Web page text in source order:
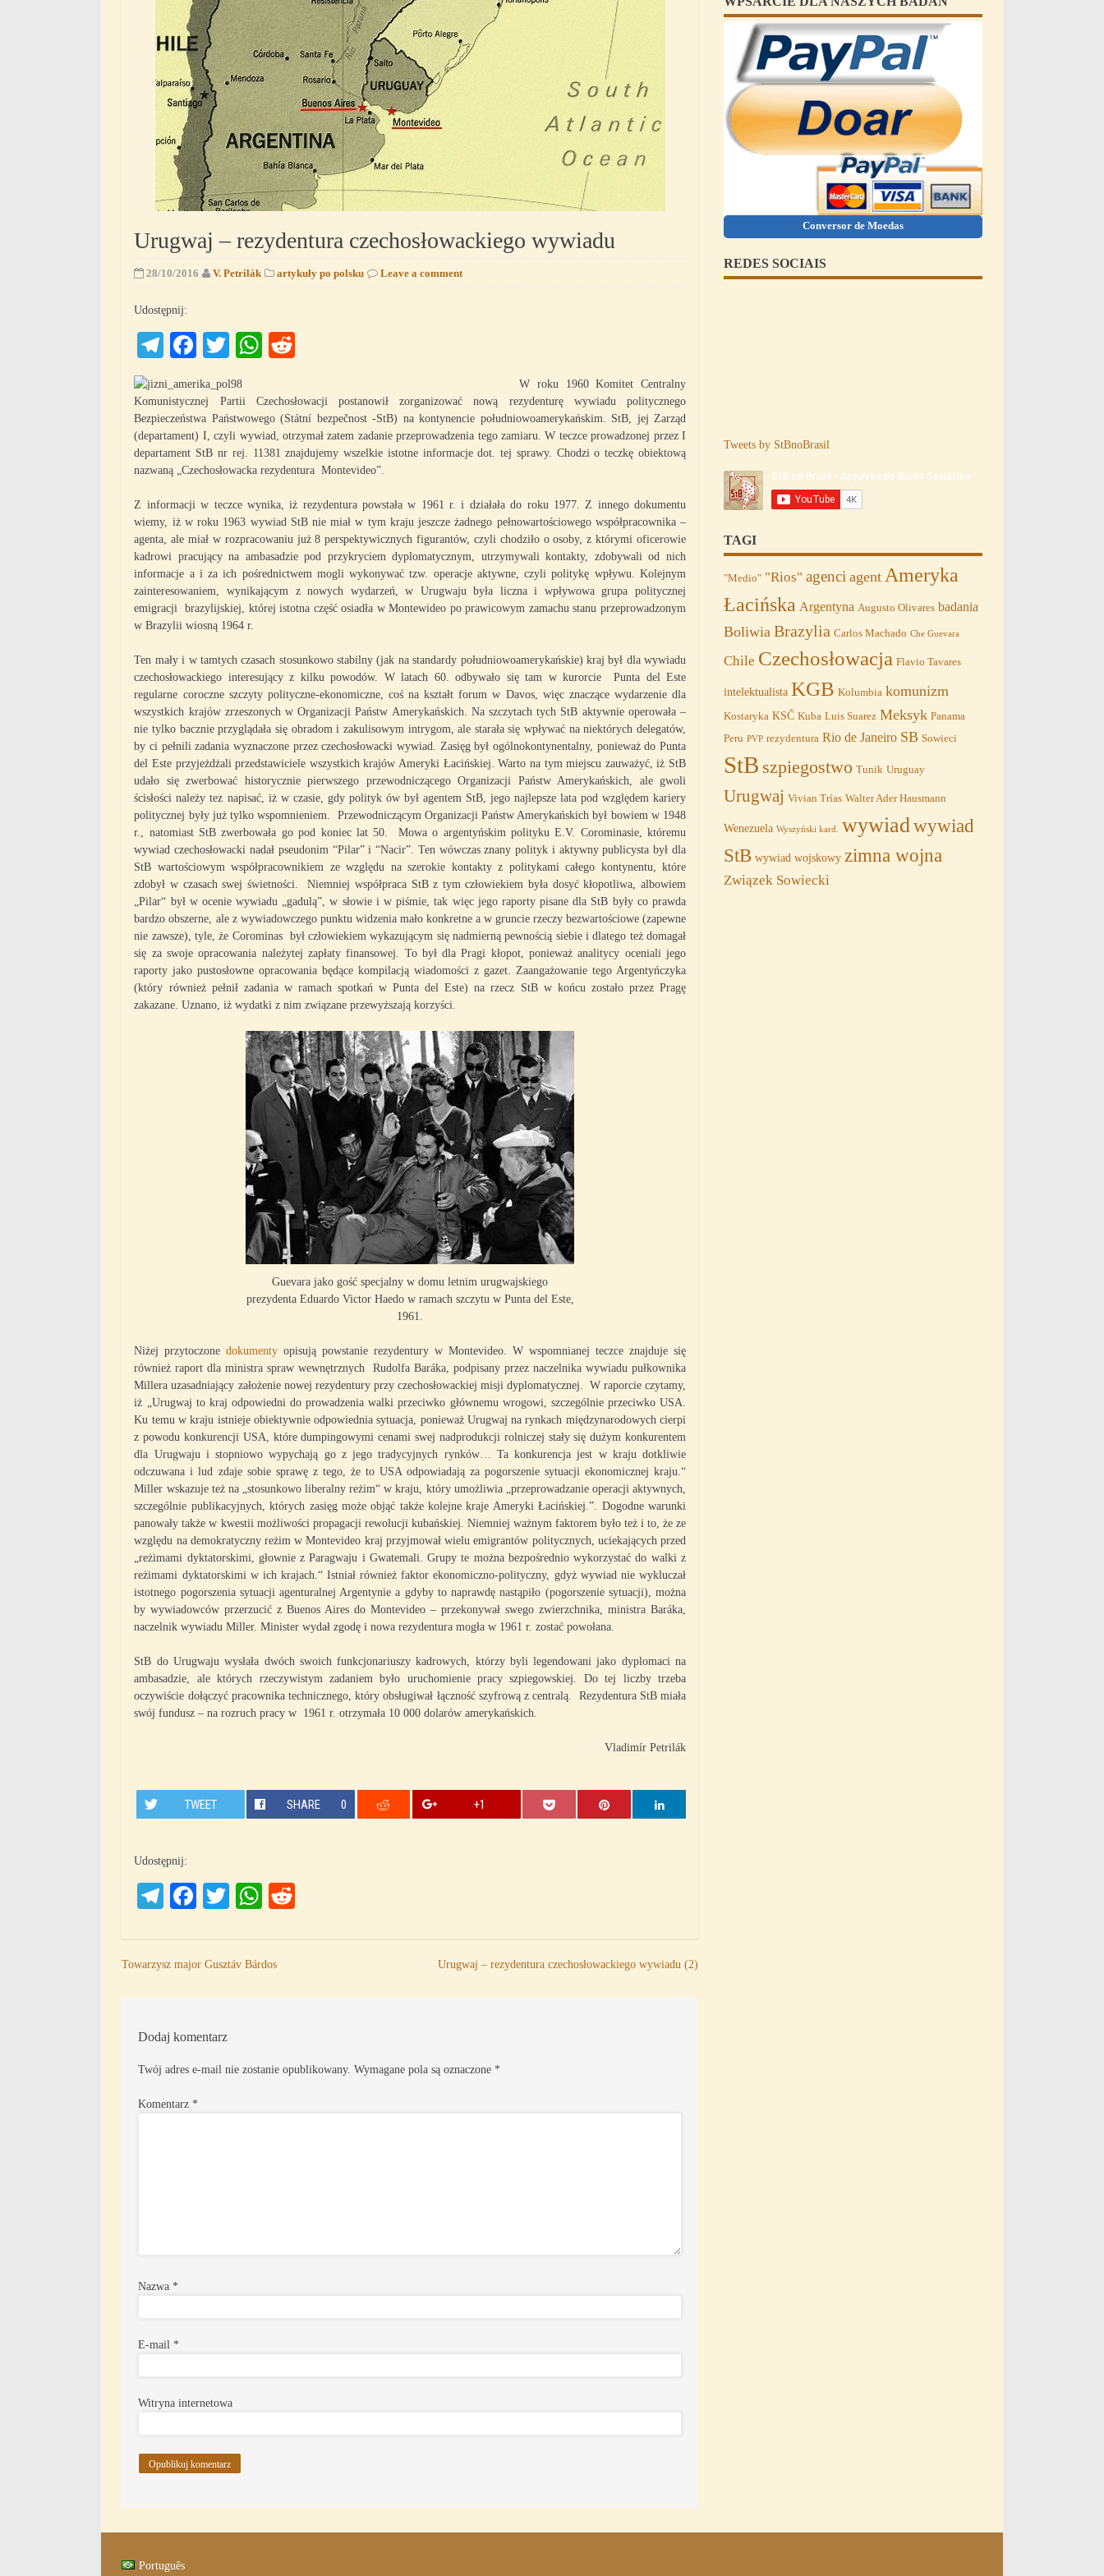
Urugwaj – rezydentura czechosłowackiego wywiadu
28/10/2016 V. Petrilák artykuły po polsku Leave a comment
Udostępnij:
Telegram
Facebook
TwitterWhatsApp
W roku 1960 Komitet Centralny
Komunistycznej Partii Czechosłowacji postanowił zorganizować nową rezydenturę wywiadu politycznego
Bezpieczeństwa Państwowego (Státní bezpečnost -StB) na kontynencie południowoamerykańskim. StB, jej Zarząd
(departament) I, czyli wywiad, otrzymał zatem zadanie przeprowadzenia tego zamiaru. W teczce prowadzonej przez I
departament StB nr rej. 11381 znajdujemy wszelkie istotne informacje dot. tej sprawy. Chodzi o teczkę obiektową
nazwaną „Czechosłowacka rezydentura Montevideo”.
Z informacji w teczce wynika, iż rezydentura powstała w 1961 r. i działała do roku 1977. Z innego dokumentu
wiemy, iż w roku 1963 wywiad StB nie miał w tym kraju jeszcze żadnego pełnowartościowego współpracownika –
agenta, ale miał w rozpracowaniu już 8 perspektywicznych figurantów, czyli chodziło o osoby, z którymi oficerowie
kadrowi pracujący na ambasadzie pod przykryciem dyplomatycznym, utrzymywali kontakty, zdobywali od nich
informacje a i za ich pośrednictwem mogli wykonywać tzw. operacje aktywne, czyli politykę wpływu. Kolejnym
zainteresowaniem, wynikającym z nowych wydarzeń, w Urugwaju była liczna i wpływowa grupa politycznej
emigracji brazylijskiej, której istotna część osiadła w Montewideo po prawicowym zamachu stanu przeprowadzonym
w Brazylii wiosną 1964 r.
Ten mały i w tamtych czasach stosunkowo stabilny (jak na standardy południowoamerykańskie) kraj był dla wywiadu
czechosłowackiego interesujący z kilku powodów. W latach 60. odbywało się tam w kurorcie Punta del Este
regularne coroczne szczyty polityczne-ekonomiczne, coś na kształt forum w Davos, więc znaczące wydarzenie dla
wszystkich krajów zrzeszonych w Organizacji Państw Amerykańskich. Na szczytach tych StB aktywnie operowała –
nie tylko bacznie przyglądała się obradom i zakulisowym intrygom, ale starała się wpływać na niektórych delegatów,
by ci pełnili zadania wyznaczone przez czechosłowacki wywiad. Zasięg był ogólnokontynentalny, ponieważ do Punta
del Este przyjeżdżali przedstawiciele wszystkich krajów Ameryki Łacińskiej. Warto na tym miejscu zauważyć, iż StB
udało się zwerbować historycznie pierwszego przewodniczącego Organizacji Państw Amerykańskich, ale gwoli
ścisłości należy tez napisać, iż w czasie, gdy polityk ów był agentem StB, jego najlepsze lata pod względem kariery
politycznej były już tylko wspomnieniem. Przewodniczącym Organizacji Państw Amerykańskich był bowiem w 1948
r., natomiast StB zwerbowała go pod koniec lat 50. Mowa o argentyńskim polityku E.V. Corominasie, któremu
wywiad czechosłowacki nadał pseudonim “Pilar” i “Nacir”. Ten wówczas znany polityk i aktywny publicysta był dla
StB wartościowym współpracownikiem ze względu na szerokie kontakty z politykami całego kontynentu, które
zdobył w czasach swej świetności. Niemniej współpraca StB z tym człowiekiem była dosyć kłopotliwa, albowiem
„Pilar“ był w ocenie wywiadu „gadulą”, w słowie i w piśmie, tak więc jego raporty pisane dla StB były co prawda
bardzo obszerne, ale z wywiadowczego punktu widzenia mało konkretne a w gruncie rzeczy bezwartościowe (zapewne
nie zawsze), tyle, że Corominas był człowiekiem wykazującym się nadmierną pewnością siebie i dlatego też domagał
się za swoje opracowania należytej zapłaty finansowej. To był dla Pragi kłopot, ponieważ analitycy oceniali jego
raporty jako pustosłowne opracowania będące kompilacją wiadomości z gazet. Zaangażowanie tego Argentyńczyka
(który również pełnił zadania w ramach spotkań w Punta del Este) na rzecz StB w końcu zostało przez Pragę
zakazane. Uznano, iż wydatki z nim związane przewyższają korzyści.
Guevara jako gość specjalny w domu letnim urugwajskiego
prezydenta Eduardo Victor Haedo w ramach szczytu w Punta del Este,
1961.
Niżej przytoczonedokumenty opisują powstanie rezydentury w Montevideo. W wspomnianej teczce znajduje się
również raport dla ministra spraw wewnętrznych Rudolfa Baráka, podpisany przez naczelnika wywiadu pułkownika
Millera uzasadniający założenie nowej rezydentury przy czechosłowackiej misji dyplomatycznej. W raporcie czytamy,
iż „Urugwaj to kraj odpowiedni do prowadzenia walki przeciwko głównemu wrogowi, szczególnie przeciwko USA.
Ku temu w kraju istnieje obiektywnie odpowiednia sytuacja, ponieważ Urugwaj na rynkach międzynarodowych cierpi
z powodu konkurencji USA, które dumpingowymi cenami swej nadprodukcji rolniczej stały się dużym konkurentem
dla Urugwaju i stopniowo wypychają go z jego tradycyjnych rynków… Ta konkurencja jest w kraju dotkliwie
odczuwana i lud zdaje sobie sprawę z tego, że to USA odpowiadają za pogorszenie sytuacji ekonomicznej kraju.“
Miller wskazuje też na „stosunkowo liberalny reżim“ w kraju, który umożliwia „przeprowadzanie operacji aktywnych,
szczególnie publikacyjnych, których zasięg może objąć także kolejne kraje Ameryki Łacińskiej.”. Dogodne warunki
panowały także w kwestii możliwości propagacji rewolucji kubańskiej. Niemniej ważnym faktorem było też i to, że ze
względu na demokratyczny reżim w Montevideo kraj przyjmował wielu emigrantów politycznych, uciekających przed
„reżimami dyktatorskimi, głownie z Paragwaju i Gwatemali. Grupy te można bezpośrednio wykorzystać do walki z
reżimami dyktatorskimi w ich krajach.“ Istniał również faktor ekonomiczno-polityczny, gdyż wywiad nie wykluczał
istotnego pogorszenia sytuacji agenturalnej Argentynie a gdyby to naprawdę nastąpiło (pogorszenie sytuacji), można
by wywiadowców przerzucić z Buenos Aires do Montevideo – przekonywał swego zwierzchnika, ministra Baráka,
naczelnik wywiadu Miller. Minister wydał zgodę i nowa rezydentura mogła w 1961 r. zostać powołana.
StB do Urugwaju wysłała dwóch swoich funkcjonariuszy kadrowych, którzy byli legendowani jako dyplomaci na
ambasadzie, ale których rzeczywistym zadaniem było uruchomienie pracy szpiegowskiej. Do tej liczby trzeba
oczywiście dołączyć pracownika technicznego, który obsługiwał łączność szyfrową z centralą. Rezydentura StB miała
swój fundusz – na rozruch pracy w 1961 r. otrzymała 10 000 dolarów amerykańskich.
Vladimír Petrilák
TWEET SHARE 0 +1
Udostępnij:
Telegram
Facebook
TwitterWhatsApp
Nawigacja
wpisu
Towarzysz major Gusztáv Bárdos Urugwaj – rezydentura czechosłowackiego wywiadu (2)
Dodaj komentarz
Twój adres e-mail nie zostanie opublikowany. Wymagane pola są oznaczone *
Komentarz *
Nazwa *
E-mail *
Witryna internetowa
Conversor de Moedas
REDES SOCIAIS
Tweets by StBnoBrasil
TAGI
"Medio" "Rios" agenci agent Ameryka
Łacińska Argentyna Augusto Olivares badania
Boliwia Brazylia Carlos Machado Che Guevara
Chile Czechosłowacja Flavio Tavares
intelektualista KGB Kolumbia komunizm
Kostaryka KSČ Kuba Luis Suarez Meksyk Panama
Peru PVP rezydentura Rio de Janeiro SB Sowieci
StB szpiegostwo Tunik Uruguay
Urugwaj Vivian Trías Walter Ader Hausmann
Wenezuela Wyszyński kard. wywiadwywiad
StB wywiad wojskowy zimna wojna
Związek Sowiecki
Português